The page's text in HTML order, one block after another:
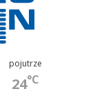
pojutrze
24°C